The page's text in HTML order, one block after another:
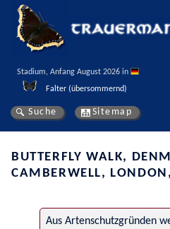
Stadium, Anfang August 2026 in
Falter (übersommernd)
Suche Sitemap
BUTTERFLY WALK,
CAMBERWELL,
Aus Artenschutzgründen